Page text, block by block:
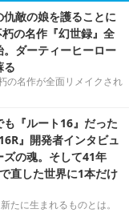
敵の娘を護ることに
の名作『幻世録』全
ダーティーヒーロー
る
の名作が全面リメイクされ
『ルート16』だった
』開発者インタビュ
の魂。そして41年
直した世界に1本だけ
たに生まれるものとは。